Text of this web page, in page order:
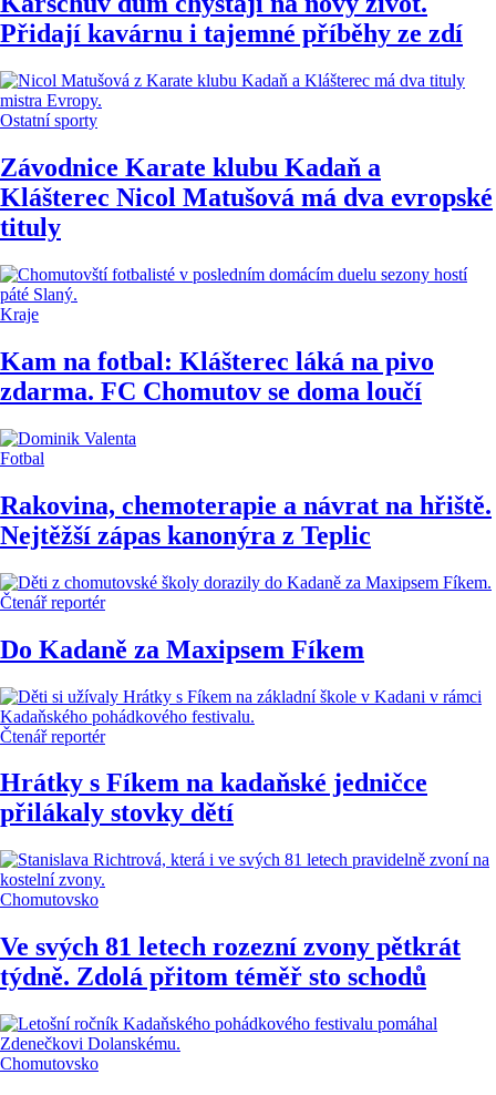
Přidají kavárnu i tajemné příběhy ze zdí
Ostatní sporty
Závodnice Karate klubu Kadaň a
Klášterec Nicol Matušová má dva evropské
tituly
Kraje
Kam na fotbal: Klášterec láká na pivo
zdarma. FC Chomutov se doma loučí
Fotbal
Rakovina, chemoterapie a návrat na hřiště.
Nejtěžší zápas kanonýra z Teplic
Čtenář reportér
Do Kadaně za Maxipsem Fíkem
Čtenář reportér
Hrátky s Fíkem na kadaňské jedničce
přilákaly stovky dětí
Chomutovsko
Ve svých 81 letech rozezní zvony pětkrát
týdně. Zdolá přitom téměř sto schodů
Chomutovsko